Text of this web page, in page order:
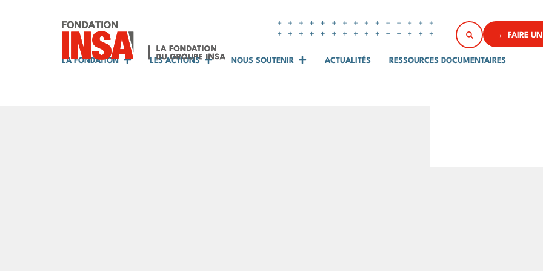
→ FAIRE UN
LA FONDATION LES ACTIONS NOUS SOUTENIR ACTUALITÉS RESSOURCES DOCUMENTAIRES